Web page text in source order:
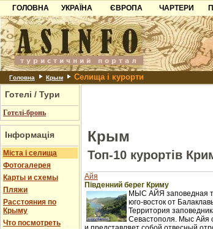
ГОЛОВНА
УКРАЇНА
Карпати
Азов
Причорноморря
Шацьк
ЄВРОПА
Чорногорія
Хорватія
Болгарія
Албанія
ЧАРТЕРИ
Головна Крым Селища і курорти
Готелі / Тури
Готелі-бронь
Інформація
Міста і селища
Фотогалерея
Карты и схемы
Пляжи
Расстояния по
Крыму
Что посмотреть
Крым
Топ-10 курортів
Айя
Південний берег Криму
МЫС АЙЯ заповедная
юго-восток от
Территория
Севастополя. Мыс Айя